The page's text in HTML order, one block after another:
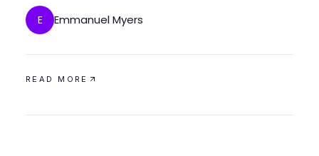
E Emmanuel Myers
READ MORE